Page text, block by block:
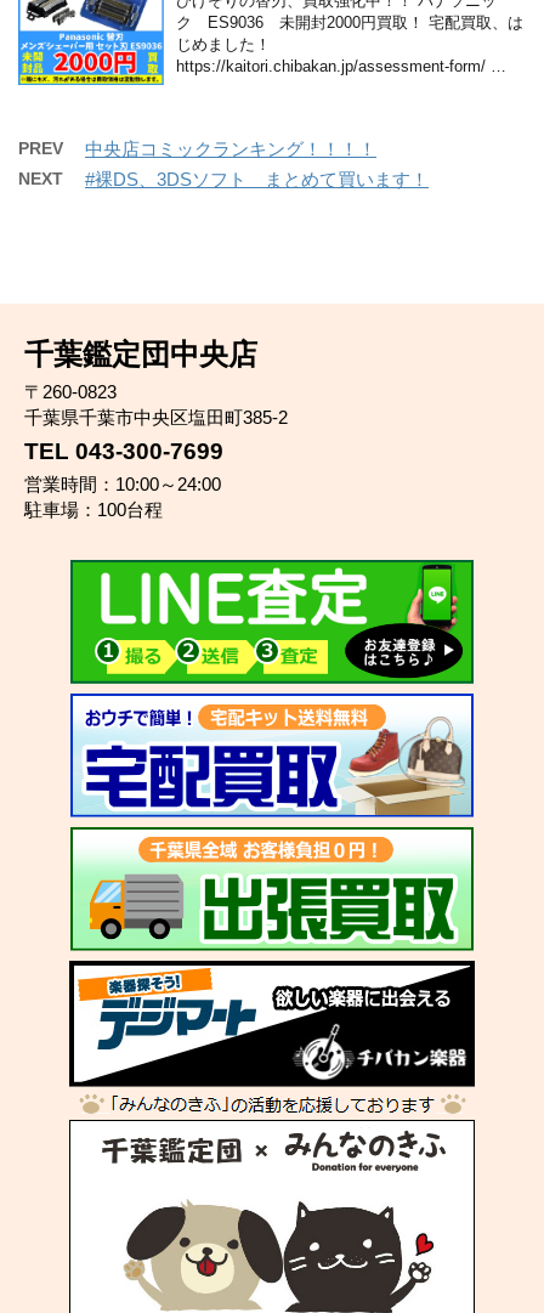
ク ES9036 未開封2000円買取！ 宅配買取、は
じめました！
https://kaitori.chibakan.jp/assessment-form/ …
PREV 中央店コミックランキング！！！！
NEXT #裸DS、3DSソフト まとめて買います！
千葉鑑定団中央店
〒260-0823
千葉県千葉市中央区塩田町385-2
TEL 043-300-7699
営業時間：10:00～24:00
駐車場：100台程